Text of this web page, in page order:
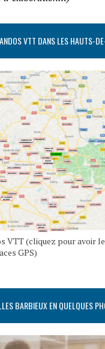
VTT DANS LES HAUTS-
VTT (cliquez pour avoir
GPS)
BARBIEUX EN QUELQUES